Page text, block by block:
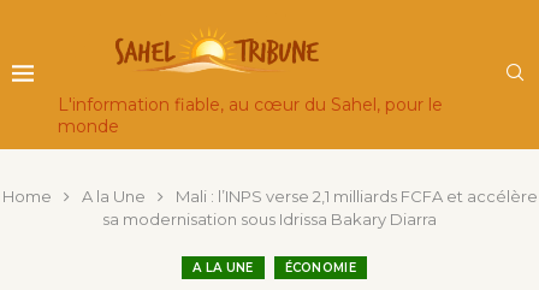
L'information fiable, au cœur du Sahel, pour le
monde
Home A la Une
Mali : l’INPS verse 2,1 milliards FCFA et accélère
sa modernisation sous Idrissa Bakary Diarra
A LA UNE ÉCONOMIE